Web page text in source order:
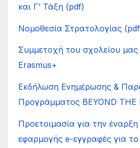
και Γ’ Τάξη (pdf)
Νομοθεσία Στρατολογίας
Συμμετοχή του σχολείου
Erasmus+
Εκδήλωση Ενημέρωσης &
Προγράμματος BEYOND THE
Προετοιμασία για την έναρξη
εφαρμογής e-εγγραφές για